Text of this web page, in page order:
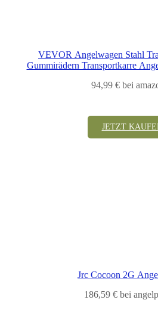
VEVOR Angelwagen Stahl
Gummirädern Transportkarre
Sackkarre Strandwagen
94,99 € bei
JETZT
Jrc Cocoon 2G
186,59 € bei